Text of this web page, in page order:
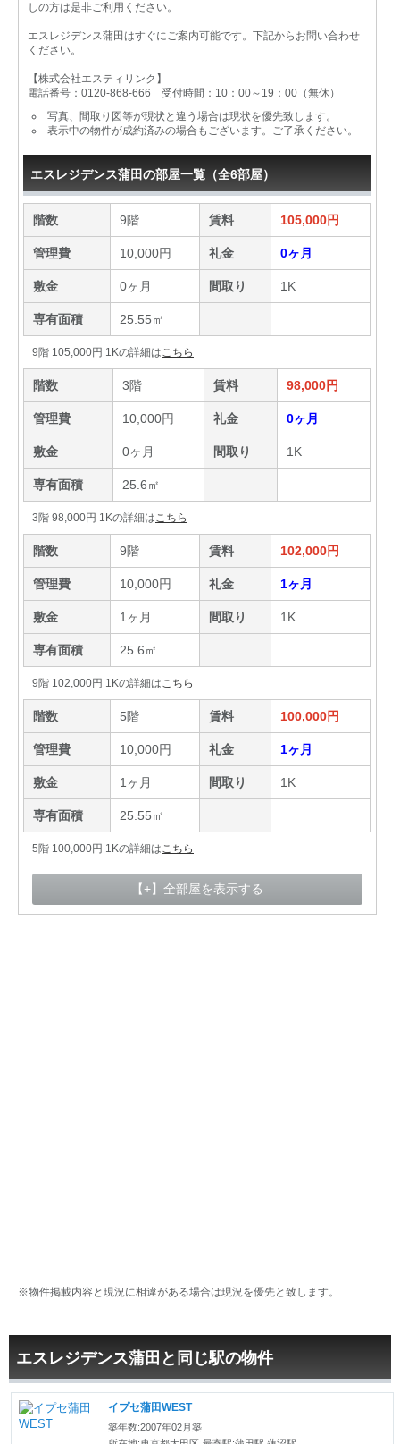
しの方は是非ご利用ください。
エスレジデンス蒲田はすぐにご案内可能です。下記からお問い合わせ
ください。
【株式会社エスティリンク】
電話番号：0120-868-666 受付時間：10：00～19：00（無休）
写真、間取り図等が現状と違う場合は現状を優先致します。
表示中の物件が成約済みの場合もございます。ご了承ください。
エスレジデンス蒲田の部屋一覧（全6部屋）
階数 9階 賃料 105,000円
管理費 10,000円 礼金 0ヶ月
敷金 0ヶ月 間取り 1K
専有面積 25.55㎡
9階 105,000円 1Kの詳細は こちら
階数 3階 賃料 98,000円
管理費 10,000円 礼金 0ヶ月
敷金 0ヶ月 間取り 1K
専有面積 25.6㎡
3階 98,000円 1Kの詳細は こちら
階数 9階 賃料 102,000円
管理費 10,000円 礼金 1ヶ月
敷金 1ヶ月 間取り 1K
専有面積 25.6㎡
9階 102,000円 1Kの詳細は こちら
階数 5階 賃料 100,000円
管理費 10,000円 礼金 1ヶ月
敷金 1ヶ月 間取り 1K
専有面積 25.55㎡
5階 100,000円 1Kの詳細は こちら
【+】全部屋を表示する
※物件掲載内容と現況に相違がある場合は現況を優先と致します。
エスレジデンス蒲田と同じ駅の物件
イプセ蒲田WEST
築年数:2007年02月築